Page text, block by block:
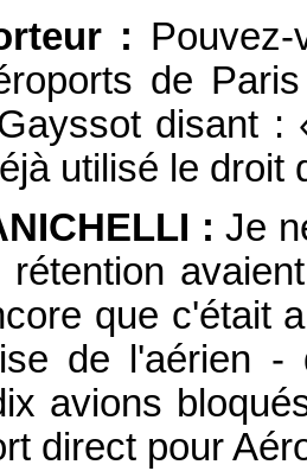
:
de
disant
utilisé le droit
: Je
rétention
que c'était
de l'aérien -
avions
direct pour